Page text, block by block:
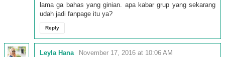
lama ga bahas yang ginian. apa kabar grup yang sekarang
udah jadi fanpage itu ya?
Reply
Leyla Hana
November 17, 2016 at 10:06 AM